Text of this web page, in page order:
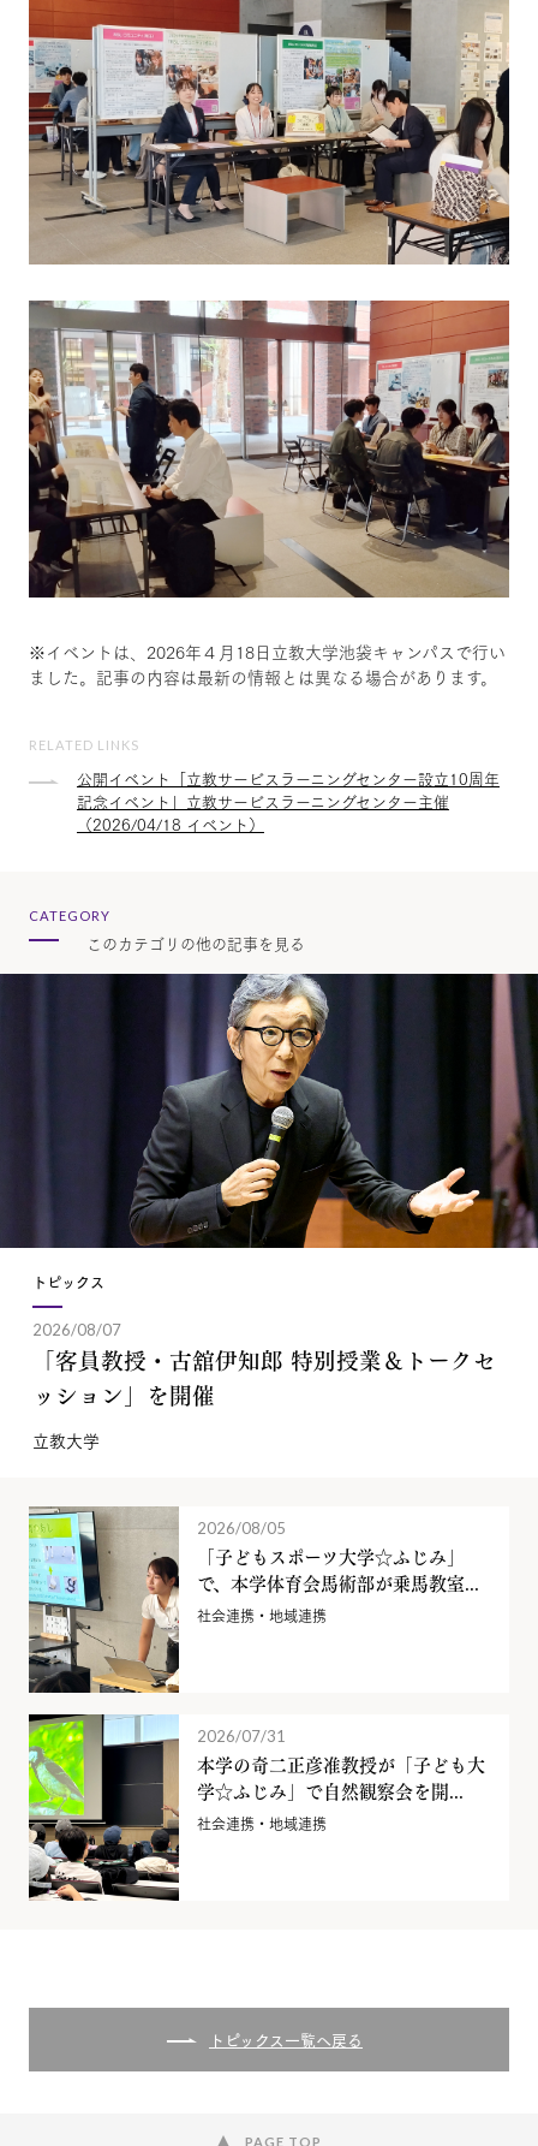
※イベントは、2026年４月18日立教大学池袋キャンパスで行い
ました。記事の内容は最新の情報とは異なる場合があります。
RELATED LINKS
公開イベント「立教サービスラーニングセンター設立10周年
記念イベント」立教サービスラーニングセンター主催
（2026/04/18 イベント）
CATEGORY
このカテゴリの他の記事を見る
トピックス
2026/08/07
「客員教授・古舘伊知郎 特別授業＆トークセ
ッション」を開催
立教大学
2026/08/05
「子どもスポーツ大学☆ふじみ」
で、本学体育会馬術部が乗馬教室...
社会連携・地域連携
2026/07/31
本学の奇二正彦准教授が「子ども大
学☆ふじみ」で自然観察会を開...
社会連携・地域連携
トピックス一覧へ戻る
PAGE TOP